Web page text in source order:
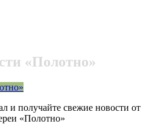
«Полотно»
и получайте свежие новости от
«Полотно»